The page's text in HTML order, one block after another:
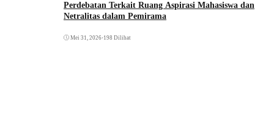
Perdebatan Terkait Ruang Aspirasi Mahasiswa dan
Netralitas dalam Pemirama
Mei 31, 2026•198 Dilihat